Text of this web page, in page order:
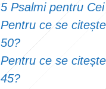
5 Psalmi pentru
Pentru ce se
50?
Pentru ce se
45?